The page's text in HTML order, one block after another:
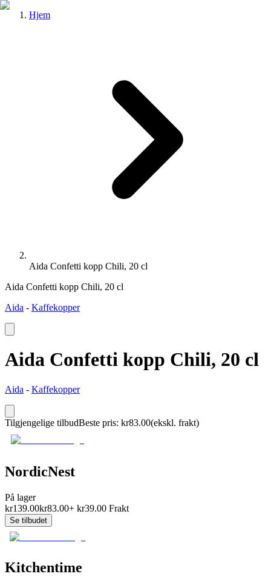
Hjem
Aida Confetti kopp Chili, 20 cl
Aida Confetti kopp Chili, 20 cl
Aida - Kaffekopper
Aida Confetti kopp Chili, 20 cl
Aida - Kaffekopper
Tilgjengelige tilbudBeste pris: kr83.00(ekskl. frakt)
NordicNest
På lager
kr139.00kr83.00+ kr39.00 Frakt
Se tilbudet
Kitchentime